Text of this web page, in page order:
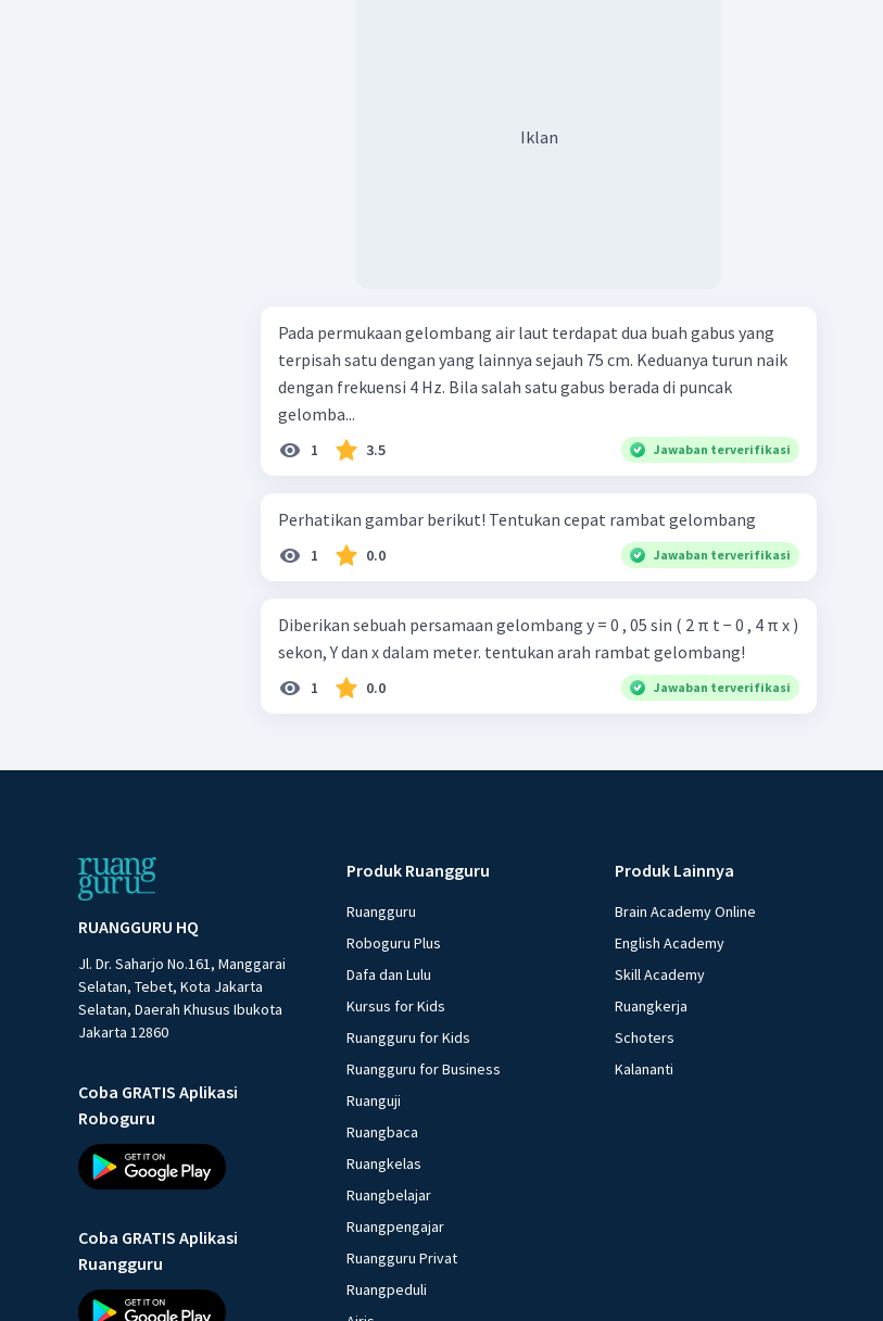
Iklan
Pada permukaan gelombang air laut terdapat dua buah gabus yang
terpisah satu dengan yang lainnya sejauh 75 cm. Keduanya turun naik
dengan frekuensi 4 Hz. Bila salah satu gabus berada di puncak
gelomba...
1 3.5 Jawaban terverifikasi
Perhatikan gambar berikut! Tentukan cepat rambat gelombang
1 0.0 Jawaban terverifikasi
Diberikan sebuah persamaan gelombang y = 0 , 05 sin ( 2 π t − 0 , 4 π x )
sekon, Y dan x dalam meter. tentukan arah rambat gelombang!
1 0.0 Jawaban terverifikasi
RUANGGURU HQ
Jl. Dr. Saharjo No.161, Manggarai
Selatan, Tebet, Kota Jakarta
Selatan, Daerah Khusus Ibukota
Jakarta 12860
Coba GRATIS Aplikasi
Roboguru
Coba GRATIS Aplikasi
Ruangguru
Produk Ruangguru
Ruangguru
Roboguru Plus
Dafa dan Lulu
Kursus for Kids
Ruangguru for Kids
Ruangguru for Business
Ruanguji
Ruangbaca
Ruangkelas
Ruangbelajar
Ruangpengajar
Ruangguru Privat
Ruangpeduli
Produk Lainnya
Brain Academy Online
English Academy
Skill Academy
Ruangkerja
Schoters
Kalananti